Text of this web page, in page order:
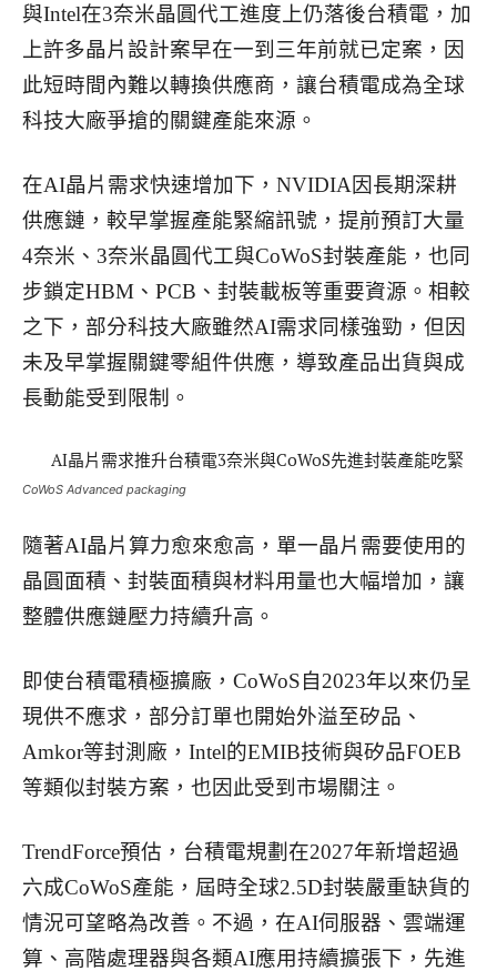
與Intel在3奈米晶圓代工進度上仍落後台積電，加
上許多晶片設計案早在一到三年前就已定案，因
此短時間內難以轉換供應商，讓台積電成為全球
科技大廠爭搶的關鍵產能來源。
在AI晶片需求快速增加下，NVIDIA因長期深耕
供應鏈，較早掌握產能緊縮訊號，提前預訂大量
4奈米、3奈米晶圓代工與CoWoS封裝產能，也同
步鎖定HBM、PCB、封裝載板等重要資源。 相較
之下，部分科技大廠雖然AI需求同樣強勁，但因
未及早掌握關鍵零組件供應，導致產品出貨與成
長動能受到限制。
CoWoS Advanced packaging
隨著AI晶片算力愈來愈高，單一晶片需要使用的
晶圓面積、封裝面積與材料用量也大幅增加，讓
整體供應鏈壓力持續升高。
即使台積電積極擴廠，CoWoS自2023年以來仍呈
現供不應求，部分訂單也開始外溢至矽品、
Amkor等封測廠，Intel的EMIB技術與矽品FOEB
等類似封裝方案，也因此受到市場關注。
TrendForce預估，台積電規劃在2027年新增超過
六成CoWoS產能，屆時全球2.5D封裝嚴重缺貨的
情況可望略為改善。 不過，在AI伺服器、雲端運
算、高階處理器與各類AI應用持續擴張下，先進